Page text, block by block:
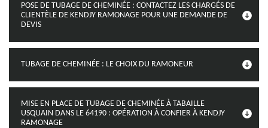
POSE DE TUBAGE DE CHEMINÉE : CONTACTEZ LES CHARGÉS DE
CLIENTÈLE DE KENDJY RAMONAGE POUR UNE DEMANDE DE
DEVIS
TUBAGE DE CHEMINÉE : LE CHOIX DU RAMONEUR
MISE EN PLACE DE TUBAGE DE CHEMINÉE À TABAILLE
USQUAIN DANS LE 64190 : OPÉRATION À CONFIER À KENDJY
RAMONAGE